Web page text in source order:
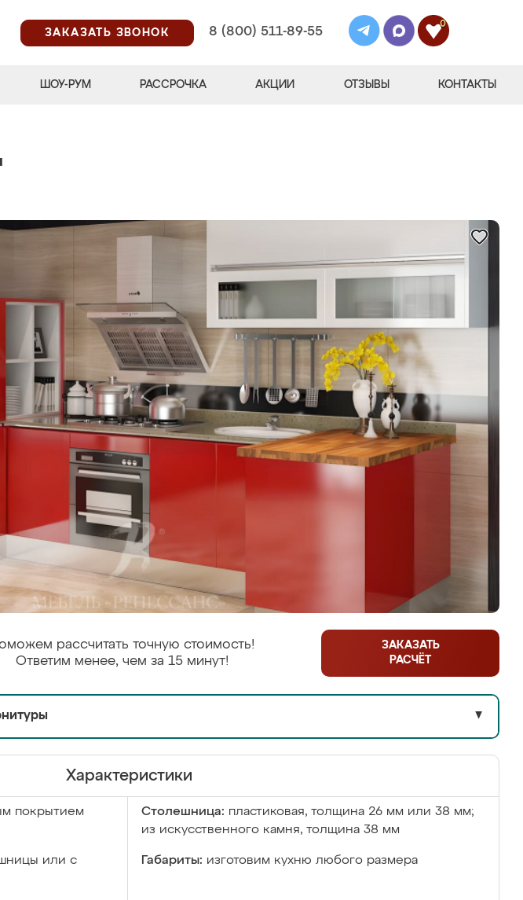
ЗАКАЗАТЬ ЗВОНОК
8 (800) 511-89-55
0
ШОУ-РУМ РАССРОЧКА АКЦИИ ОТЗЫВЫ КОНТАКТЫ
рассчитать точную стоимость!
Ответим менее, чем за 15 минут!
ЗАКАЗАТЬ
РАСЧЁТ
▼
Характеристики
покрытием Столешница: пластиковая, толщина 26 мм или 38 мм;
из искусственного камня, толщина 38 мм
или с
Габариты: изготовим кухню любого размера